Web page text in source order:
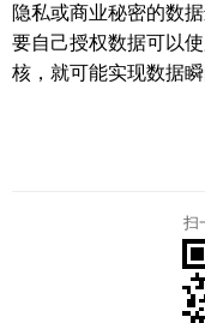
隐私或商业秘密的数
要自己授权数据可以
核，就可能实现数据
扫